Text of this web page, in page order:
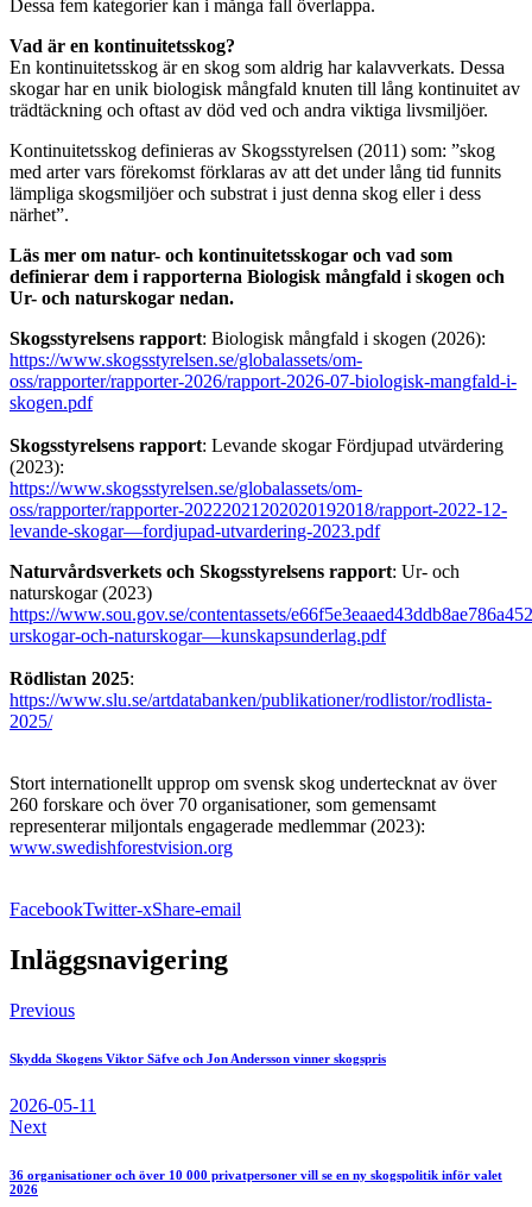
Dessa fem kategorier kan i många fall överlappa.
Vad är en kontinuitetsskog?
En kontinuitetsskog är en skog som aldrig har kalavverkats. Dessa
skogar har en unik biologisk mångfald knuten till lång kontinuitet av
trädtäckning och oftast av död ved och andra viktiga livsmiljöer.
Kontinuitetsskog definieras av Skogsstyrelsen (2011) som: ”skog
med arter vars förekomst förklaras av att det under lång tid funnits
lämpliga skogsmiljöer och substrat i just denna skog eller i dess
närhet”.
Läs mer om natur- och kontinuitetsskogar och vad som
definierar dem i rapporterna Biologisk mångfald i skogen och
Ur- och naturskogar nedan.
Skogsstyrelsens rapport: Biologisk mångfald i skogen (2026):
https://www.skogsstyrelsen.se/globalassets/om-
oss/rapporter/rapporter-2026/rapport-2026-07-biologisk-mangfald-i-
skogen.pdf
Skogsstyrelsens rapport: Levande skogar Fördjupad utvärdering
(2023):
https://www.skogsstyrelsen.se/globalassets/om-
oss/rapporter/rapporter-20222021202020192018/rapport-2022-12-
levande-skogar—fordjupad-utvardering-2023.pdf
Naturvårdsverkets och Skogsstyrelsens rapport: Ur- och
naturskogar (2023)
https://www.sou.gov.se/contentassets/
urskogar-och-naturskogar—kunskapsunderlag.pdf
Rödlistan 2025:
https://www.slu.se/artdatabanken/publikationer/rodlistor/rodlista-
2025/
Stort internationellt upprop om svensk skog undertecknat av över
260 forskare och över 70 organisationer, som gemensamt
representerar miljontals engagerade medlemmar (2023):
www.swedishforestvision.org
FacebookTwitter-xShare-email
Inläggsnavigering
Previous
Skydda Skogens Viktor Säfve och Jon Andersson vinner skogspris
2026-05-11
Next
36 organisationer och över 10 000 privatpersoner vill se en ny skogspolitik inför valet
2026